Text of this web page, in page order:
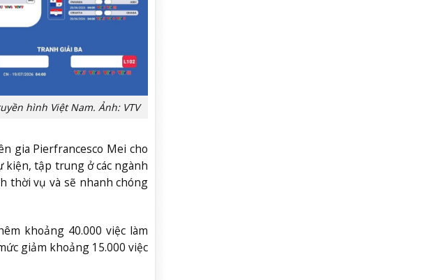
hình Việt Nam. Ảnh: VTV
gia Pierfrancesco Mei cho
tập trung ở các ngành
thời vụ và sẽ nhanh chóng
khoảng 40.000 việc làm
giảm khoảng 15.000 việc